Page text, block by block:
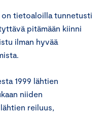
on tietoaloilla tunnetusti
pitämään kiinni
ilman hyvää
1999 lähtien
niiden
reiluus,